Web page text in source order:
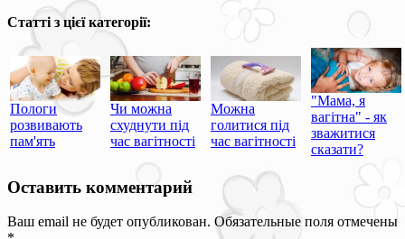
Статті з цієї категорії:
Пологи
розвивають
пам'ять
Чи можна
схуднути під
час вагітності
Можна
голитися під
час вагітності
"Мама, я
вагітна" - як
зважитися
сказати?
Оставить комментарий
Ваш email не будет опубликован. Обязательные поля отмечены